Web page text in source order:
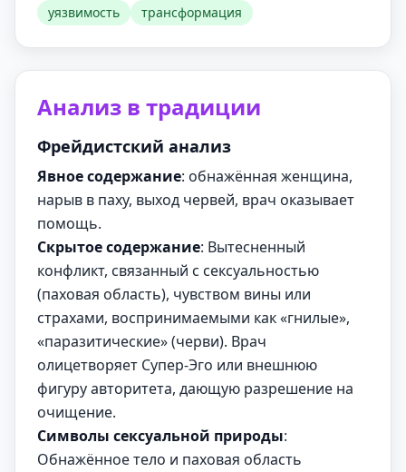
уязвимость
трансформация
Анализ в традиции
Фрейдистский анализ
Явное содержание: обнажённая женщина,
нарыв в паху, выход червей, врач оказывает
помощь.
Скрытое содержание: Вытесненный
конфликт, связанный с сексуальностью
(паховая область), чувством вины или
страхами, воспринимаемыми как «гнилые»,
«паразитические» (черви). Врач
олицетворяет Супер-Эго или внешнюю
фигуру авторитета, дающую разрешение на
очищение.
Символы сексуальной природы:
Обнажённое тело и паховая область